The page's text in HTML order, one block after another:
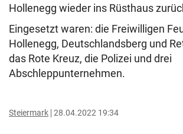
Hollenegg wieder ins Rüsthaus
Eingesetzt waren: die Freiwilligen
Hollenegg, Deutschlandsberg und
das Rote Kreuz, die Polizei und drei
Abschleppunternehmen.
Steiermark 28.04.2022 19:34